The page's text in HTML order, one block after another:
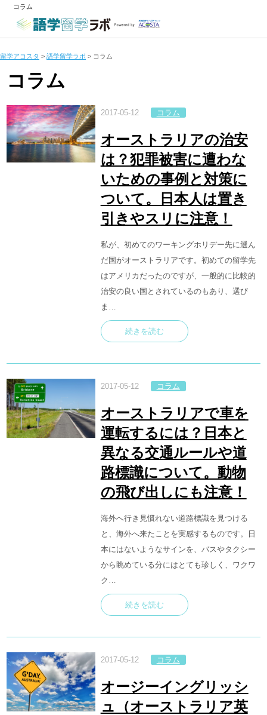
コラム
留学アコスタ > 語学留学ラボ > コラム
コラム
2017-05-12 コラム
オーストラリアの治安
は？犯罪被害に遭わな
いための事例と対策に
ついて。日本人は置き
引きやスリに注意！
私が、初めてのワーキングホリデー先に選ん
だ国がオーストラリアです。初めての留学先
はアメリカだったのですが、一般的に比較的
治安の良い国とされているのもあり、選び
ま…
続きを読む
2017-05-12 コラム
オーストラリアで車を
運転するには？日本と
異なる交通ルールや道
路標識について。動物
の飛び出しにも注意！
海外へ行き見慣れない道路標識を見つける
と、海外へ来たことを実感するものです。日
本にはないようなサインを、バスやタクシー
から眺めている分にはとても珍しく、ワクワ
ク…
続きを読む
2017-05-12 コラム
オージーイングリッシ
ュ（オーストラリア英